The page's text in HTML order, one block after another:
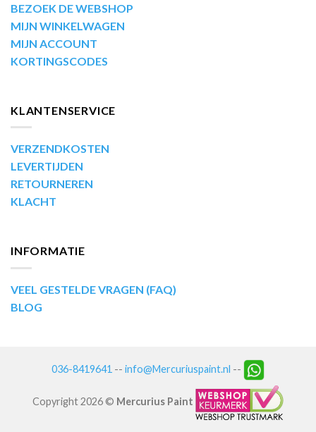
BEZOEK DE WEBSHOP
MIJN WINKELWAGEN
MIJN ACCOUNT
KORTINGSCODES
KLANTENSERVICE
VERZENDKOSTEN
LEVERTIJDEN
RETOURNEREN
KLACHT
INFORMATIE
VEEL GESTELDE VRAGEN (FAQ)
BLOG
036-8419641 -- info@Mercuriuspaint.nl --
Copyright 2026 © Mercurius Paint